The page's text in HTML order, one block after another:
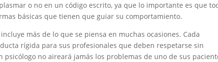
o no en un código escrito, ya que lo importante es que
básicas que tienen que guiar su comportamiento.
más de lo que se piensa en muchas ocasiones. Cada
rígida para sus profesionales que deben respetarse sin
no aireará jamás los problemas de uno de sus